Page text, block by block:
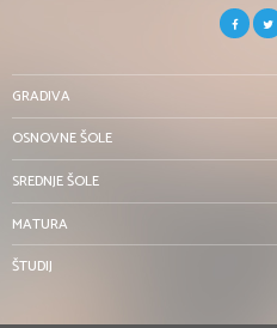
GRADIVA
OSNOVNE ŠOLE
SREDNJE ŠOLE
MATURA
ŠTUDIJ